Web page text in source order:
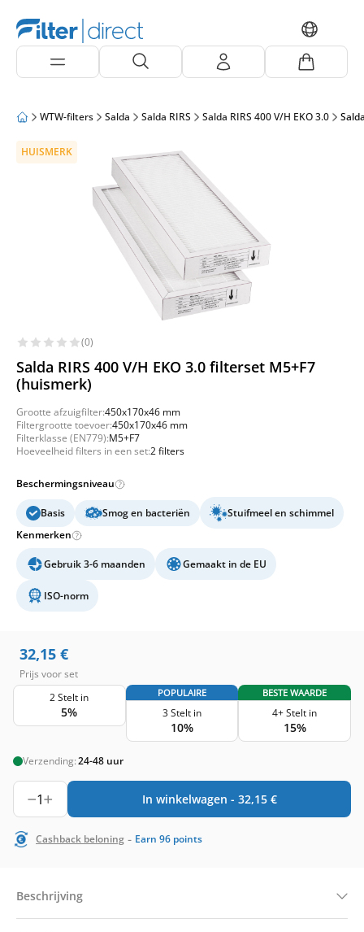
WTW-filters Salda Salda RIRS Salda RIRS 400 V/H EKO 3.0
HUISMERK
(0)
Salda RIRS 400 V/H EKO 3.0 filterset M5+F7
(huismerk)
Grootte afzuigfilter:450x170x46 mm
Filtergrootte toevoer:450x170x46 mm
Filterklasse (EN779):M5+F7
Hoeveelheid filters in een set:2 filters
Beschermingsniveau
Basis Smog en bacteriën
Stuifmeel en schimmel
Kenmerken
Gebruik 3-6 maanden Gemaakt in de EU
ISO-norm
32,15 €
Prijs voor set
2 Stelt in
5%
POPULAIRE
3 Stelt in
10%
BESTE WAARDE
4+ Stelt in
15%
Verzending:24-48 uur
1 In winkelwagen - 32,15 €
Cashback beloning - Earn 96 points
Beschrijving